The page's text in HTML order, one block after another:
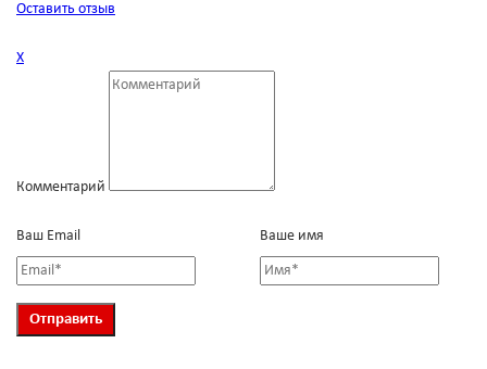
Оставить отзыв
Х
Комментарий
Ваш Email Ваше имя